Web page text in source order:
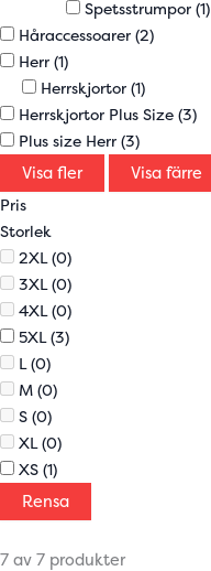
Spetsstrumpor (1)
Håraccessoarer (2)
Herr (1)
Herrskjortor (1)
Herrskjortor Plus Size (3)
Plus size Herr (3)
Visa fler Visa färre
Pris
Storlek
2XL (0)
3XL (0)
4XL (0)
5XL (3)
L (0)
M (0)
S (0)
XL (0)
XS (1)
Rensa
7 av 7 produkter